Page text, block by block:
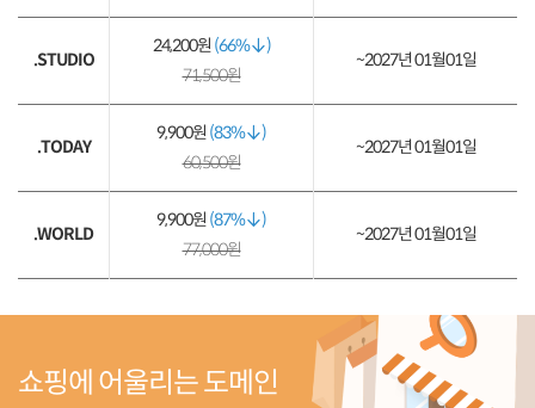
.STUDIO
24,200원 (66%
)
71,500원
~2027년 01월01일
.TODAY
9,900원 (83%
)
60,500원
~2027년 01월01일
.WORLD
9,900원 (87%
)
77,000원
~2027년 01월01일
쇼핑에 어울리는 도메인